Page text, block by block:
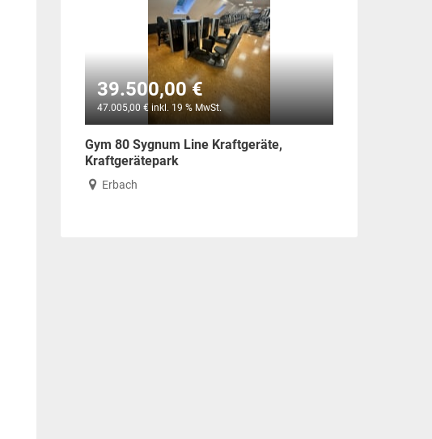
39.500,00 €
47.005,00 € inkl. 19 % MwSt.
Gym 80 Sygnum Line Kraftgeräte,
Kraftgerätepark
Erbach